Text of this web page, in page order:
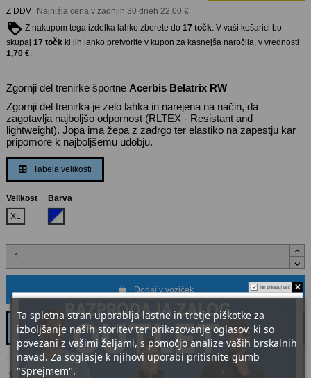
Z DDV Najnižja cena v zadnjih 30 dneh 22,00 €
Z nakupom tega izdelka lahko zberete do 17 točk. V vaši košarici bo
skupaj 17 točk ki jih lahko pretvorite v kupon za kasnejša naročila, v vrednosti
1,70 €.
Zgornji del trenirke športne Acerbis Belatrix RW
Zgornji del trenirka je zelo lahka in narejena na način, da
zagotavlja najboljšo odpornost (RLTEX - Resistant and
lightweight). Jopa ima žepa z zadrgo ter elastiko na zapestju kar
pripomore k najboljšemu udobju.
Tabela velikosti
Velikost
XL
Barva
Rojal Modra-Bela
Dodaj v voziček
Ta spletna stran uporablja lastne in tretje piškotke za
izboljšanje naših storitev ter prikazovanje oglasov, ki so
povezani z vašimi željami, s pomočjo analize vaših brskalnih
navad. Za soglasje k njihovi uporabi pritisnite gumb
"Sprejmem".
Ne prikazuj več